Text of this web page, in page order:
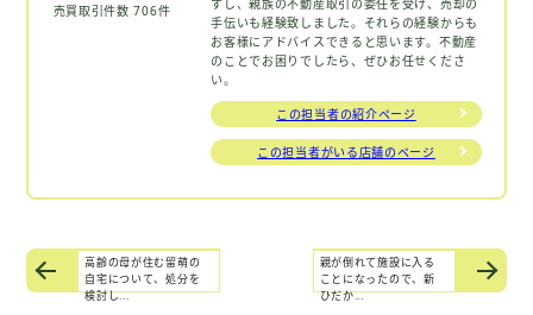
売買取引件数 706件
すし、親族の不動産取引の委任を受け、売却の
手伝いも経験致しました。それらの経験からも
お客様にアドバイスできると思います。不動産
のことでお困りでしたら、ぜひお任せくださ
い。
この担当者の紹介ページ
この担当者がいる店舗のページ
高齢の母が住む留萌の
自宅について、処分を
検討し...
親が倒れて施設に入る
ことになったので、新
ひだか...